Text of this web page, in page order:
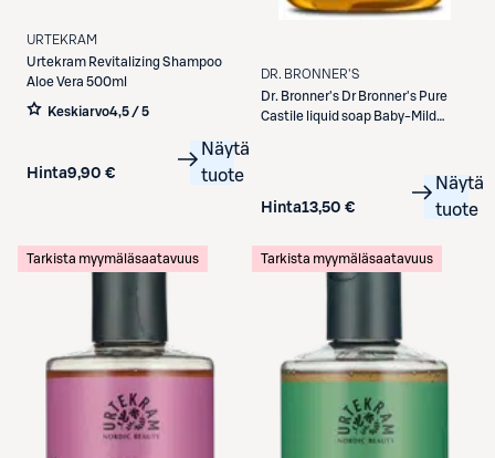
URTEKRAM
Urtekram Revitalizing Shampoo
Aloe Vera 500ml
Keskiarvo4,5 / 5
Hinta9,90 €
Näytä
tuote
DR. BRONNER'S
Dr. Bronner's Dr Bronner's Pure
Castile liquid soap Baby-Mild
Hinta13,50 €
Näytä
tuote
Tarkista myymäläsaatavuus Tarkista myymäläsaatavuus